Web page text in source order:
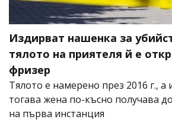
Издирват нашенка за
тялото на приятеля й е
фризер
Тялото е намерено през 2016 г., а
тогава жена по-късно получава
на първа инстанция